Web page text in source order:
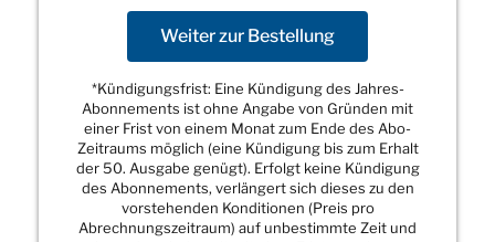
Weiter zur Bestellung
*Kündigungsfrist: Eine Kündigung des Jahres-
Abonnements ist ohne Angabe von Gründen mit
einer Frist von einem Monat zum Ende des Abo-
Zeitraums möglich (eine Kündigung bis zum Erhalt
der 50. Ausgabe genügt). Erfolgt keine Kündigung
des Abonnements, verlängert sich dieses zu den
vorstehenden Konditionen (Preis pro
Abrechnungszeitraum) auf unbestimmte Zeit und